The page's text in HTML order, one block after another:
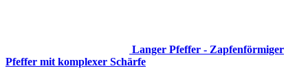
Langer Pfeffer - Zapfenförmiger
Pfeffer mit komplexer Schärfe